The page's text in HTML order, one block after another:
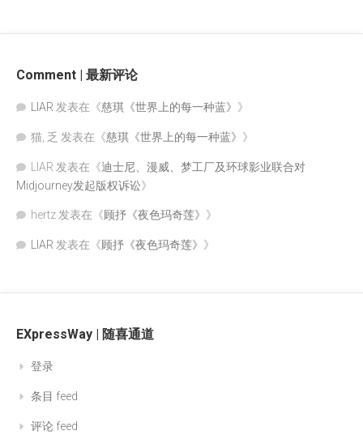
Comment | 最新评论
LIAR 发表在《慈琪《世界上的每一种蓝》 》
猫, 乏 发表在《慈琪《世界上的每一种蓝》 》
LIAR 发表在《迪士尼、漫威、梦工厂及环球影业联合对
Midjourney发起版权诉讼》
hertz 发表在《顾抒《夜色玛奇莲》 》
LIAR 发表在《顾抒《夜色玛奇莲》 》
EXpressWay | 随喜通道
登录
条目 feed
评论 feed